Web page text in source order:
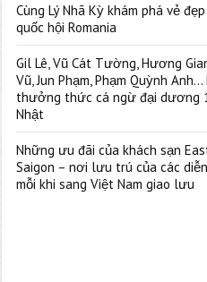
Cùng Lý Nhã Kỳ khám phá vẻ
quốc hội Romania
Gil Lê, Vũ Cát Tường, Hương
Vũ, Jun Phạm, Phạm Quỳnh
thưởng thức cá ngừ đại dương
Nhật
Những ưu đãi của khách sạn
Saigon – nơi lưu trú của các
mỗi khi sang Việt Nam giao lưu